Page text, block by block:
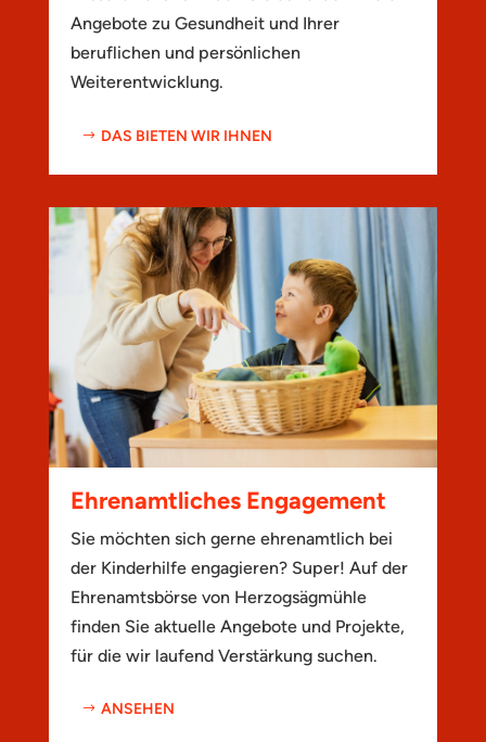
Angebote zu Gesundheit und Ihrer
beruflichen und persönlichen
Weiterentwicklung.
DAS BIETEN WIR IHNEN
Ehrenamtliches Engagement
Sie möchten sich gerne ehrenamtlich bei
der Kinderhilfe engagieren? Super! Auf der
Ehrenamtsbörse von Herzogsägmühle
finden Sie aktuelle Angebote und Projekte,
für die wir laufend Verstärkung suchen.
ANSEHEN